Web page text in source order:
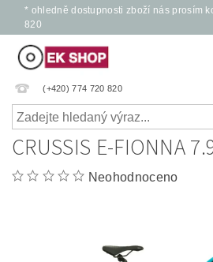
* ohledně dostupnosti zboží nás prosím
820
(+420) 774 720 820
CRUSSIS E-FIONNA
Neohodnoceno